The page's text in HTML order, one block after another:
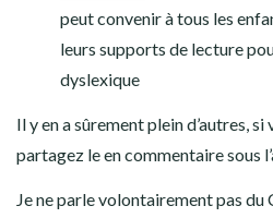
peut convenir à tous les
leurs supports de lecture
dyslexique
Il y en a sûrement plein d’autres, si
partagez le en commentaire sous
Je ne parle volontairement pas